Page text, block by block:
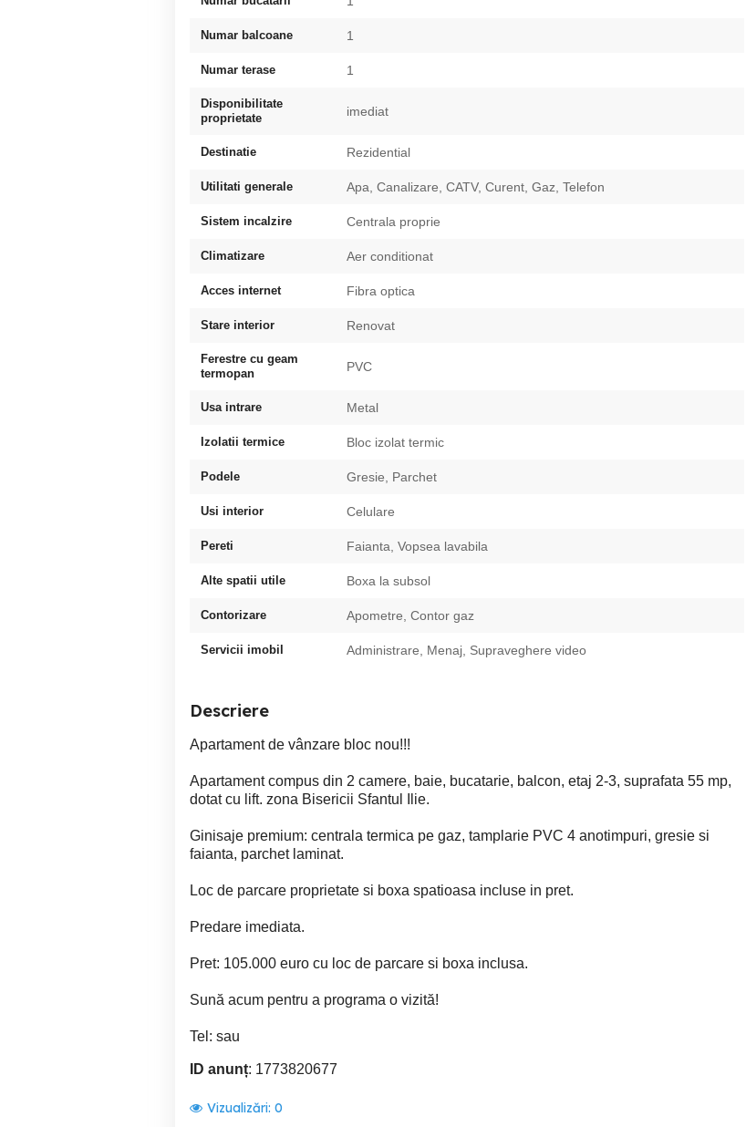
Numar balcoane 1
Numar terase 1
Disponibilitate
proprietate
imediat
Destinatie Rezidential
Utilitati generale Apa, Canalizare, CATV, Curent, Gaz, Telefon
Sistem incalzire Centrala proprie
Climatizare Aer conditionat
Acces internet Fibra optica
Stare interior Renovat
Ferestre cu geam
termopan
PVC
Usa intrare Metal
Izolatii termice Bloc izolat termic
Podele Gresie, Parchet
Usi interior Celulare
Pereti Faianta, Vopsea lavabila
Alte spatii utile Boxa la subsol
Contorizare Apometre, Contor gaz
Servicii imobil Administrare, Menaj, Supraveghere video
Descriere
Apartament de vânzare bloc nou!!!
Apartament compus din 2 camere, baie, bucatarie, balcon, etaj 2-3, suprafata 55 mp,
dotat cu lift. zona Bisericii Sfantul Ilie.
Ginisaje premium: centrala termica pe gaz, tamplarie PVC 4 anotimpuri, gresie si
faianta, parchet laminat.
Loc de parcare proprietate si boxa spatioasa incluse in pret.
Predare imediata.
Pret: 105.000 euro cu loc de parcare si boxa inclusa.
Sună acum pentru a programa o vizită!
Tel: sau
ID anunț: 1773820677
Vizualizări: 0